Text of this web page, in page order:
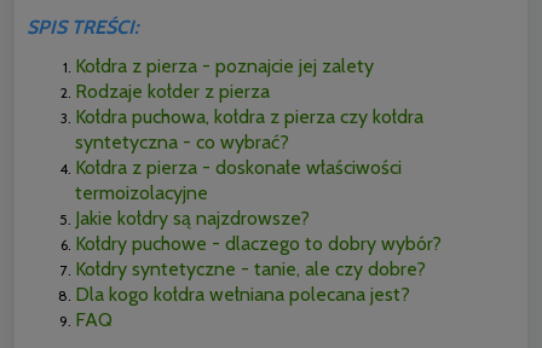
SPIS TREŚCI:
Kołdra z pierza - poznajcie jej zalety
Rodzaje kołder z pierza
Kołdra puchowa, kołdra z pierza czy kołdra
syntetyczna - co wybrać?
Kołdra z pierza - doskonałe właściwości
termoizolacyjne
Jakie kołdry są najzdrowsze?
Kołdry puchowe - dlaczego to dobry wybór?
Kołdry syntetyczne - tanie, ale czy dobre?
Dla kogo kołdra wełniana polecana jest?
FAQ